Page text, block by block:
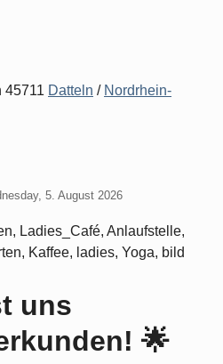
45711 Datteln / Nordrhein-
5. August 2026
uns
🌟